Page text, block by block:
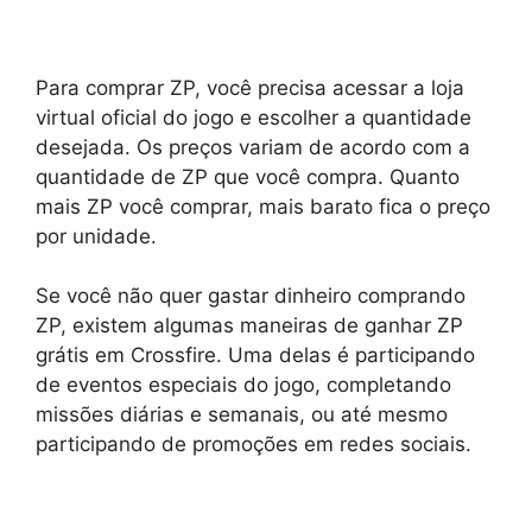
Para comprar ZP, você precisa acessar a loja
virtual oficial do jogo e escolher a quantidade
desejada. Os preços variam de acordo com a
quantidade de ZP que você compra. Quanto
mais ZP você comprar, mais barato fica o preço
por unidade.
Se você não quer gastar dinheiro comprando
ZP, existem algumas maneiras de ganhar ZP
grátis em Crossfire. Uma delas é participando
de eventos especiais do jogo, completando
missões diárias e semanais, ou até mesmo
participando de promoções em redes sociais.